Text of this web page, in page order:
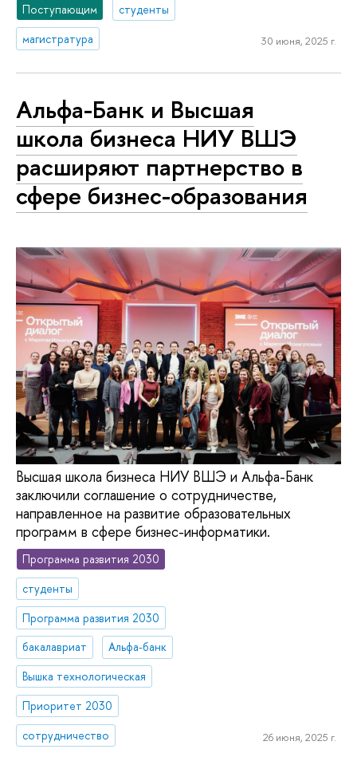
Поступающим
студенты
магистратура
30 июня, 2025 г.
Альфа-Банк и Высшая
школа бизнеса НИУ ВШЭ
расширяют партнерство в
сфере бизнес-образования
Высшая школа бизнеса НИУ ВШЭ и Альфа-Банк
заключили соглашение о сотрудничестве,
направленное на развитие образовательных
программ в сфере бизнес-информатики.
Программа развития 2030
студенты
Программа развития 2030
бакалавриат
Альфа-банк
Вышка технологическая
Приоритет 2030
сотрудничество
26 июня, 2025 г.